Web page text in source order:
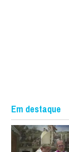
Em destaque